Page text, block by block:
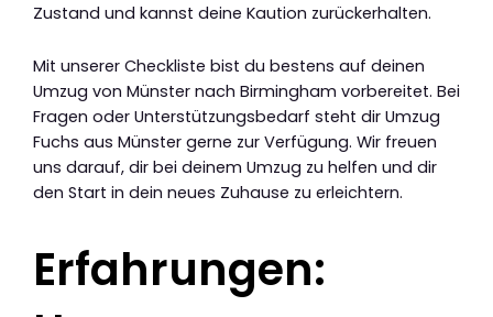
Zustand und kannst deine Kaution zurückerhalten.
Mit unserer Checkliste bist du bestens auf deinen
Umzug von Münster nach Birmingham vorbereitet. Bei
Fragen oder Unterstützungsbedarf steht dir Umzug
Fuchs aus Münster gerne zur Verfügung. Wir freuen
uns darauf, dir bei deinem Umzug zu helfen und dir
den Start in dein neues Zuhause zu erleichtern.
Erfahrungen: